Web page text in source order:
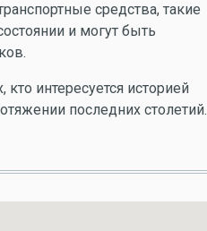
средства, такие
и могут быть
интересуется историей
последних столетий.